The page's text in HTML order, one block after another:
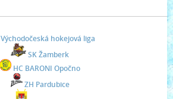
Východočeská hokejová liga
SK Žamberk
HC BARONI Opočno
ZH Pardubice